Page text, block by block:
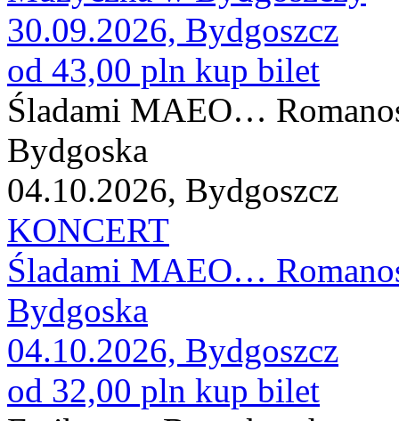
30.09.2026, Bydgoszcz
od 43,00 pln kup bilet
Śladami MAEO…
Bydgoska
04.10.2026, Bydgoszcz
KONCERT
Śladami MAEO…
Bydgoska
04.10.2026, Bydgoszcz
od 32,00 pln kup bilet